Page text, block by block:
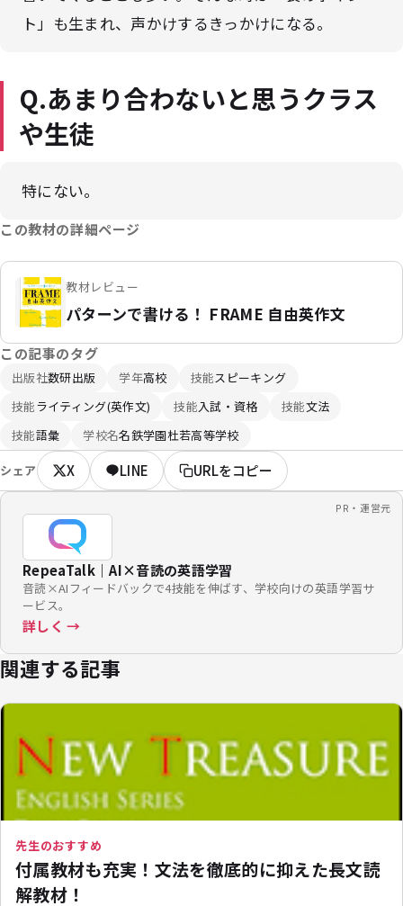
ト」も生まれ、声かけするきっかけになる。
Q.あまり合わないと思うクラス
や生徒
特にない。
この教材の詳細ページ
教材レビュー
パターンで書ける！ FRAME 自由英作文
この記事のタグ
出版社数研出版 学年高校 技能スピーキング
技能ライティング(英作文) 技能入試・資格 技能文法
技能語彙 学校名名鉄学園杜若高等学校
シェア X LINE URLをコピー
PR・運営元
RepeaTalk｜AI×音読の英語学習
音読×AIフィードバックで4技能を伸ばす、学校向けの英語学習サ
ービス。
詳しく →
関連する記事
先生のおすすめ
付属教材も充実！文法を徹底的に抑えた長文読
解教材！